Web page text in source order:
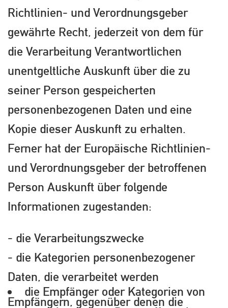
Richtlinien- und Verordnungsgeber
gewährte Recht, jederzeit von dem für
die Verarbeitung Verantwortlichen
unentgeltliche Auskunft über die zu
seiner Person gespeicherten
personenbezogenen Daten und eine
Kopie dieser Auskunft zu erhalten.
Ferner hat der Europäische Richtlinien-
und Verordnungsgeber der betroffenen
Person Auskunft über folgende
Informationen zugestanden:
- die Verarbeitungszwecke
- die Kategorien personenbezogener
Daten, die verarbeitet werden
die Empfänger oder Kategorien von
Empfängern, gegenüber denen die